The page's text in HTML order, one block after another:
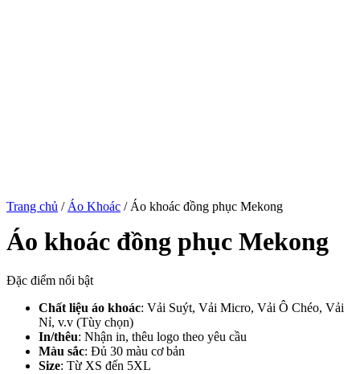
Trang chủ / Áo Khoác / Áo khoác đồng phục Mekong
Áo khoác đồng phục Mekong
Đặc điểm nổi bật
Chất liệu áo khoác: Vải Suýt, Vải Micro, Vải Ô Chéo, Vải
Nỉ, v.v (Tùy chọn)
In/thêu: Nhận in, thêu logo theo yêu cầu
Màu sắc: Đủ 30 màu cơ bản
Size: Từ XS đến 5XL